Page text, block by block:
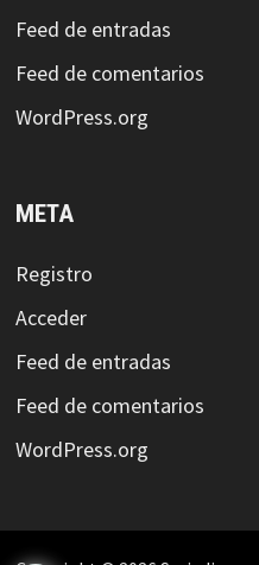
Feed de entradas
Feed de comentarios
WordPress.org
META
Registro
Acceder
Feed de entradas
Feed de comentarios
WordPress.org